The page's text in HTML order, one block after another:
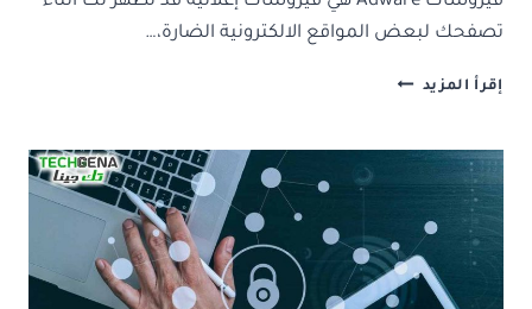
تصفحك لبعض المواقع الالكترونية الضارة،…
إقرأ المزيد دليل
فيروس
ADWARE